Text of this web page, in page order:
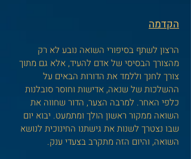
הקדמה
הרצון לשתף בסיפורי השואה נובע לא רק
מהצורך הבסיסי של אדם להעיד, אלא גם מתוך
צורך לחנך וללמד את הדורות הבאים על
ההשלכות של שנאה, אדישות וחוסר סובלנות
כלפי האחר. למרבה הצער, הדור שחווה את
השואה ממקור ראשון הולך ומתמעט. יבוא יום
שבו נצטרך לשנות את גישתנו החינוכית לנושא
השואה, והיום הזה מתקרב בצעדי ענק.